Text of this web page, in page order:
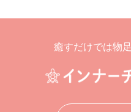
癒すだけでは物